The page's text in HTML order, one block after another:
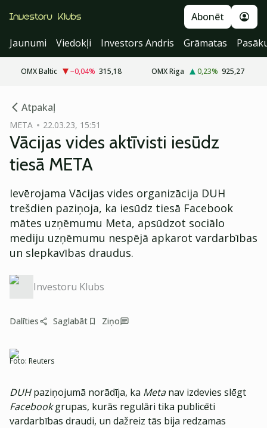
Abonēt
Jaunumi
Viedokļi Investors Andris Grāmatas
OMX Baltic −0,04% 315,18 OMX Riga 0,23% 925,27
Atpakaļ
META 22.03.23, 15:51
Vācijas vides aktīvisti iesūdz
tiesā META
Ievērojama Vācijas vides organizācija DUH
trešdien paziņoja, ka iesūdz tiesā Facebook
mātes uzņēmumu Meta, apsūdzot sociālo
mediju uzņēmumu nespējā apkarot vardarbības
un slepkavības draudus.
Investoru Klubs
Dalīties Saglabāt Ziņo
Foto: Reuters
DUHpaziņojumā norādīja, ka Metanav izdevies slēgt
Facebookgrupas, kurās regulāri tika publicēti
vardarbības draudi, un dažreiz tās bija redzamas